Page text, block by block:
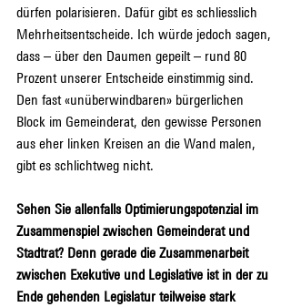
dürfen polarisieren. Dafür gibt es schliesslich
Mehrheitsentscheide. Ich würde jedoch sagen,
dass – über den Daumen gepeilt – rund 80
Prozent unserer Entscheide einstimmig sind.
Den fast «unüberwindbaren» bürgerlichen
Block im Gemeinderat, den gewisse Personen
aus eher linken Kreisen an die Wand malen,
gibt es schlichtweg nicht.
Sehen Sie allenfalls Optimierungspotenzial im
Zusammenspiel zwischen Gemeinderat und
Stadtrat? Denn gerade die Zusammenarbeit
zwischen Exekutive und Legislative ist in der zu
Ende gehenden Legislatur teilweise stark